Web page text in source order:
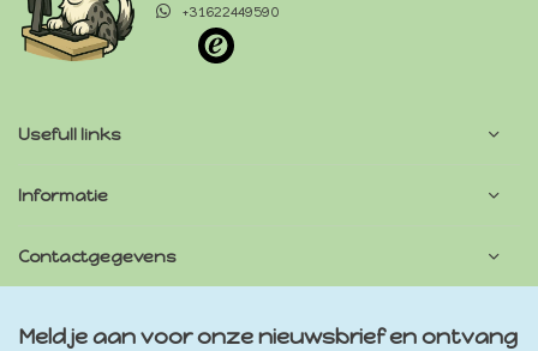
+31622449590
Usefull links
Informatie
Contactgegevens
Meld je aan voor onze nieuwsbrief en ontvang